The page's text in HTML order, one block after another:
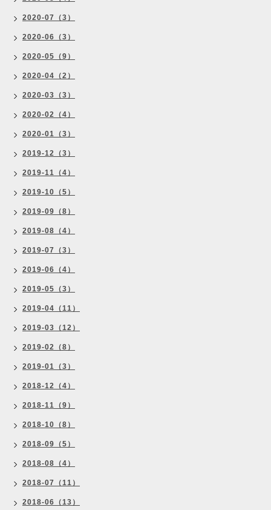
2020-07（3）
2020-06（3）
2020-05（9）
2020-04（2）
2020-03（3）
2020-02（4）
2020-01（3）
2019-12（3）
2019-11（4）
2019-10（5）
2019-09（8）
2019-08（4）
2019-07（3）
2019-06（4）
2019-05（3）
2019-04（11）
2019-03（12）
2019-02（8）
2019-01（3）
2018-12（4）
2018-11（9）
2018-10（8）
2018-09（5）
2018-08（4）
2018-07（11）
2018-06（13）